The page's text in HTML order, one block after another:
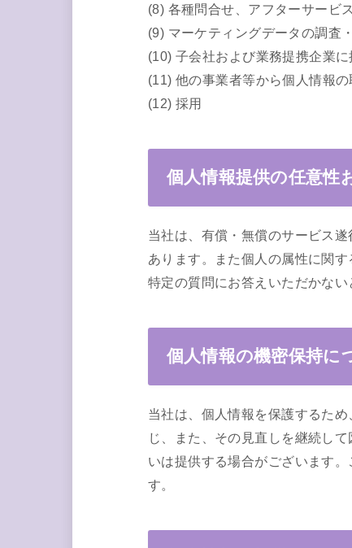
(8) 各種問合せ、アフターサービ
(9) マーケティングデータの調査
(10) 子会社および業務提携企業
(11) 他の事業者等から個人情報
(12) 採用
個人情報提供の任意性
当社は、有償・無償のサービス
あります。また個人の属性に関
特定の質問にお答えいただかな
個人情報の機密保持に
当社は、個人情報を保護するた
じ、また、その見直しを継続し
いは提供する場合がございます
す。